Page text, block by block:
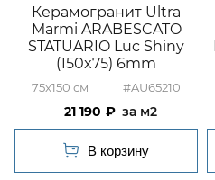
Керамогранит Ultra
Marmi ARABESCATO
STATUARIO Luc Shiny
(150x75) 6mm
75x150 #AU65210
21 190 м2